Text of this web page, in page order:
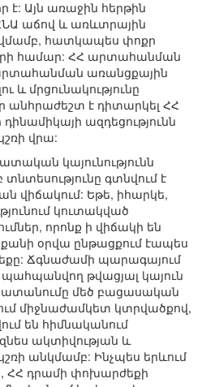
Այն առաջին հերթին
աճով և առևտրային
հատկապես փոքր
համար: ՀՀ արտահանման
առանցքային
և մրցունակությունը
անհրաժեշտ է դիտարկել ՀՀ
ազդեցությունն
վրա:
կայունությունն
գտնվում է
վիճակում: Եթե, իհարկե,
կուտակված
որոնք ի վիճակի են
օրվա ընթացքում էապես
Ճգնաժամի պարագայում
թվացյալ կայուն
մեծ բացասական
միջնաժամկետ կտրվածքով,
են հիմնականում
ակտիվության և
անկմամբ: Ինչպես երևում
ՀՀ դրամի փոխարժեքի